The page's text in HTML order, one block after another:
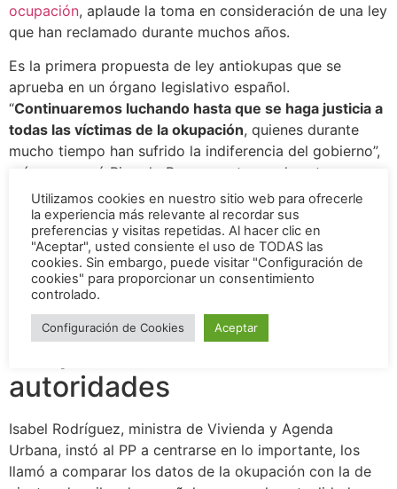
ocupación, aplaude la toma en consideración de una ley
que han reclamado durante muchos años.
Es la primera propuesta de ley antiokupas que se
aprueba en un órgano legislativo español.
“Continuaremos luchando hasta que se haga justicia a
todas las víctimas de la okupación, quienes durante
mucho tiempo han sufrido la indiferencia del gobierno”,
así se expresó Ricardo Bravo, portavoz de esta
plataforma.
Bravo insiste en la importancia de legislar para detener
la inquiokupación –aquella donde los inquilinos dejan de
pagar y de facto se convierten en okupas- en la
propuesta del PP no se menciona nada sobre esta
modalidad.
Lo que dicen las
autoridades
Isabel Rodríguez, ministra de Vivienda y Agenda
Urbana, instó al PP a centrarse en lo importante, los
llamó a comparar los datos de la okupación con la de
Utilizamos cookies en nuestro sitio web para ofrecerle
la experiencia más relevante al recordar sus
preferencias y visitas repetidas. Al hacer clic en
"Aceptar", usted consiente el uso de TODAS las
cookies. Sin embargo, puede visitar "Configuración de
cookies" para proporcionar un consentimiento
controlado.
Configuración de Cookies Aceptar